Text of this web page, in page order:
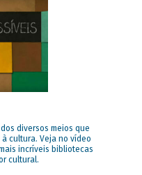
diversos meios que
à cultura. Veja no vídeo
incríveis bibliotecas
cultural.